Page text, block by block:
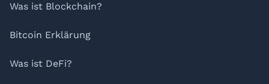
Was ist Blockchain?
Bitcoin Erklärung
Was ist DeFi?